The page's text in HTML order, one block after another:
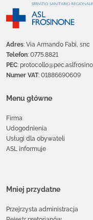
Adres: Via Armando Fabi, snc
Telefon: 0775.8821
PEC:
Numer VAT: 01886690609
Menu główne
Firma
Udogodnienia
Usługi dla obywateli
ASL informuje
Mniej przydatne
Przejrzysta administracja